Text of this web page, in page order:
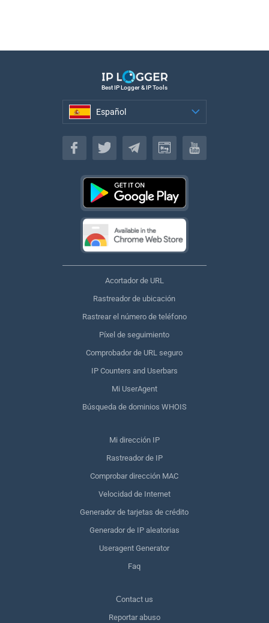
Best IP Logger & IP Tools
Español
Español
Acortador de URL
Rastreador de ubicación
Rastrear el número de teléfono
Píxel de seguimiento
Comprobador de URL seguro
IP Counters and Userbars
Mi UserAgent
Búsqueda de dominios WHOIS
Mi dirección IP
Rastreador de IP
Comprobar dirección MAC
Velocidad de Internet
Generador de tarjetas de crédito
Generador de IP aleatorias
Useragent Generator
Faq
Сontact us
Reportar abuso